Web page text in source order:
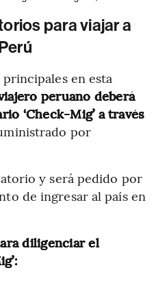
para viajar a
en esta
peruano deberá
‘Check-Mig’ a través
por
y será pedido por
de ingresar al país en
diligenciar el